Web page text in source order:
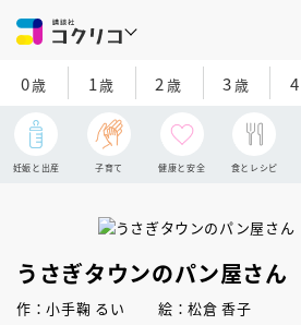
0歳 1歳 2 歳 3歳 4
妊娠と出産 子育て 健康と安全 食とレシピ
うさぎタウンのパン屋さん
作：小手鞠 るい 絵：松倉 香子